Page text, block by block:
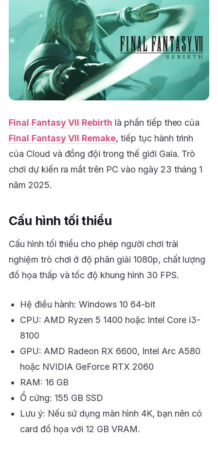
Final Fantasy VII Rebirth là phần tiếp theo của
Final Fantasy VII Remake, tiếp tục hành trình
của Cloud và đồng đội trong thế giới Gaia. Trò
chơi dự kiến ra mắt trên PC vào ngày 23 tháng 1
năm 2025.
Cấu hình tối thiểu
Cấu hình tối thiểu cho phép người chơi trải
nghiệm trò chơi ở độ phân giải 1080p, chất lượng
đồ họa thấp và tốc độ khung hình 30 FPS.
Hệ điều hành: Windows 10 64-bit
CPU: AMD Ryzen 5 1400 hoặc Intel Core i3-
8100
GPU: AMD Radeon RX 6600, Intel Arc A580
hoặc NVIDIA GeForce RTX 2060
RAM: 16 GB
Ổ cứng: 155 GB SSD
Lưu ý: Nếu sử dụng màn hình 4K, bạn nên có
card đồ họa với 12 GB VRAM.